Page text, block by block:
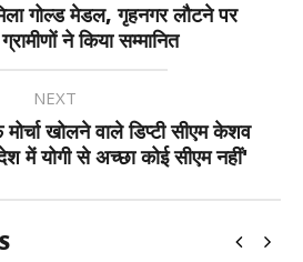
गोल्ड मेडल, गृहनगर लौटने पर
ने किया सम्मानित
NEXT
खोलने वाले डिप्टी सीएम केशव
में योगी से अच्छा कोई सीएम नहीं'